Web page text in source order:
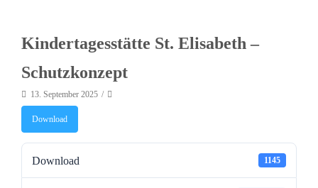
Kindertagesstätte St. Elisabeth –
Schutzkonzept
13. September 2025
Download
Download 1145